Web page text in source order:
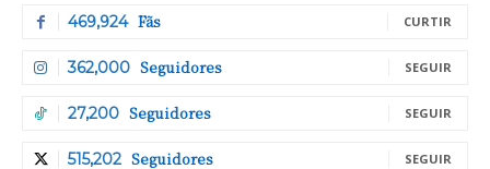
469,924 Fãs CURTIR
362,000 Seguidores SEGUIR
27,200 Seguidores SEGUIR
515,202 Seguidores SEGUIR